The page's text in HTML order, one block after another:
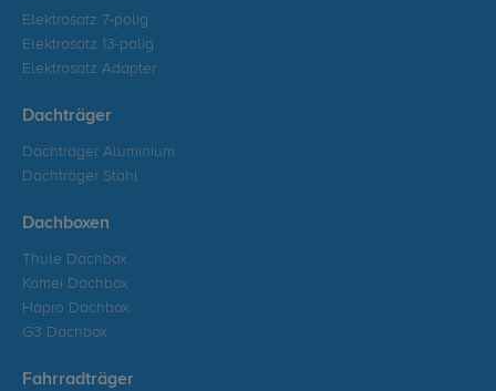
Elektrosatz 7-polig
Elektrosatz 13-polig
Elektrosatz Adapter
Dachträger
Dachträger Aluminium
Dachträger Stahl
Dachboxen
Thule Dachbox
Kamei Dachbox
Hapro Dachbox
G3 Dachbox
Fahrradträger